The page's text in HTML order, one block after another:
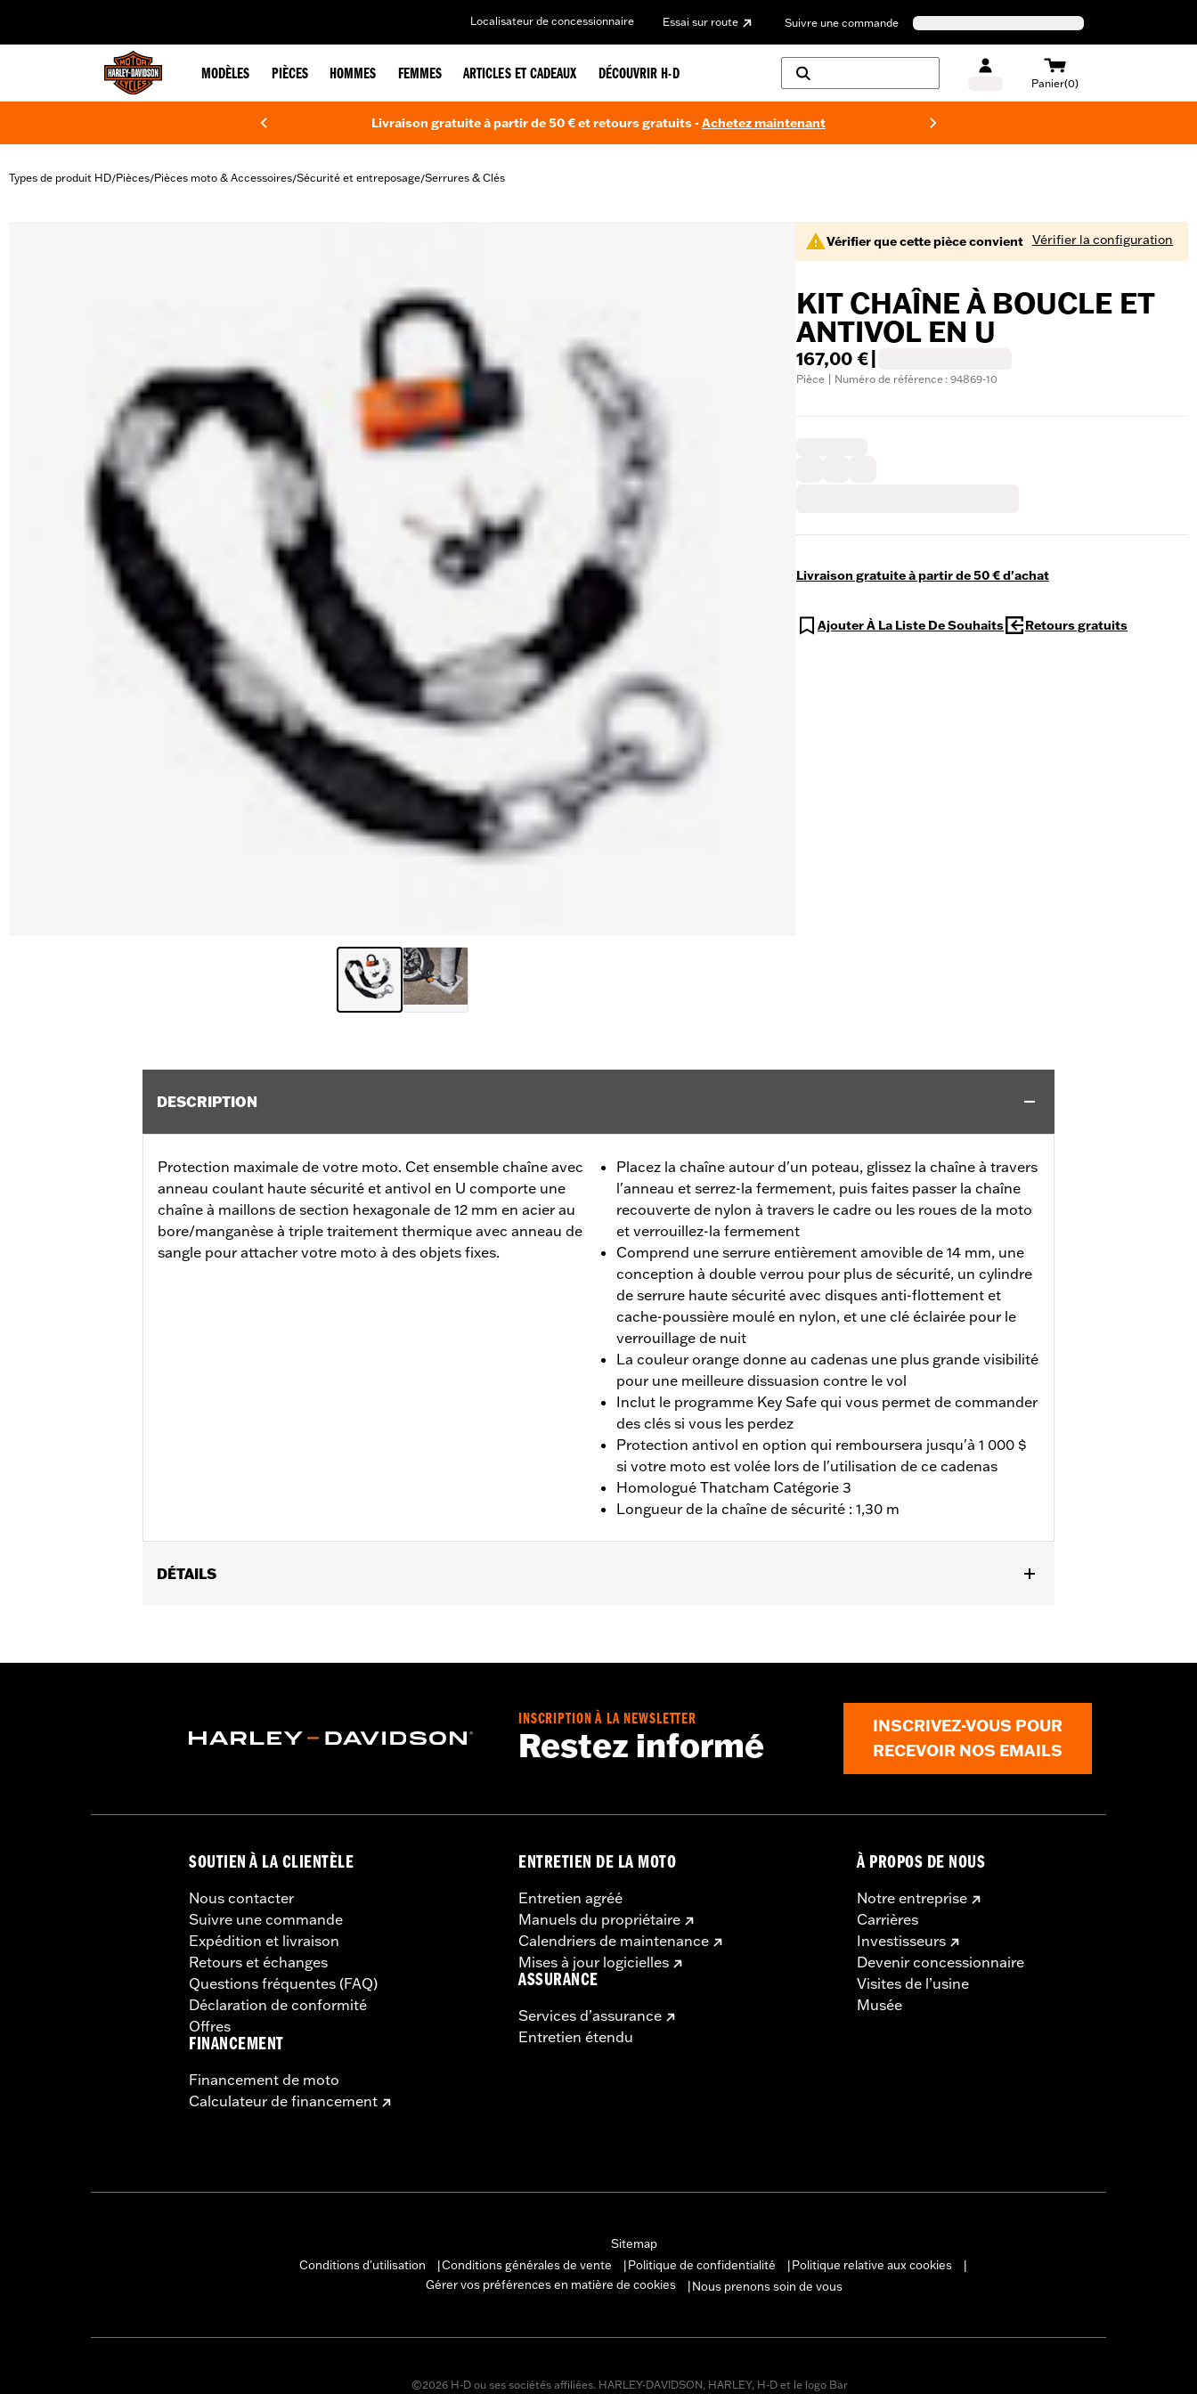
Localisateur de concessionnaire Essai sur route Suivre une commande
MODÈLES PIÈCES HOMMES FEMMES ARTICLES ET CADEAUX DÉCOUVRIR H-D
Panier(0)
Livraison gratuite à partir de 50 € et retours gratuits -Achetez maintenant
Types de produit HD/Pièces/Pièces moto & Accessoires/Sécurité et entreposage/Serrures & Clés
Vérifier que cette pièce convient Vérifier la configuration
KIT CHAÎNE À BOUCLE ET
ANTIVOL EN U
167,00 €
Pièce | Numéro de référence : 94869-10
Livraison gratuite à partir de 50 € d'achat
Ajouter À La Liste De Souhaits Retours gratuits
DESCRIPTION
Protection maximale de votre moto. Cet ensemble chaîne avec
anneau coulant haute sécurité et antivol en U comporte une
chaîne à maillons de section hexagonale de 12 mm en acier au
bore/manganèse à triple traitement thermique avec anneau de
sangle pour attacher votre moto à des objets fixes.
Placez la chaîne autour d'un poteau, glissez la chaîne à travers
l'anneau et serrez-la fermement, puis faites passer la chaîne
recouverte de nylon à travers le cadre ou les roues de la moto
et verrouillez-la fermement
Comprend une serrure entièrement amovible de 14 mm, une
conception à double verrou pour plus de sécurité, un cylindre
de serrure haute sécurité avec disques anti-flottement et
cache-poussière moulé en nylon, et une clé éclairée pour le
verrouillage de nuit
La couleur orange donne au cadenas une plus grande visibilité
pour une meilleure dissuasion contre le vol
Inclut le programme Key Safe qui vous permet de commander
des clés si vous les perdez
Protection antivol en option qui remboursera jusqu'à 1 000 $
si votre moto est volée lors de l'utilisation de ce cadenas
Homologué Thatcham Catégorie 3
Longueur de la chaîne de sécurité : 1,30 m
DÉTAILS
Vendu à l'unité:Chaque
Retirez le verrou avant d'utiliser la moto. Oublier de retirer le verrou risque de provoquer des blessures graves, voire
NOTES:Le service d'enregistrement et de remplacement "KEY SAFE" est fourni par le fabricant de la serrure. Les informations sont
INSCRIPTION À LA NEWSLETTER
Restez informé
INSCRIVEZ-VOUS POUR
RECEVOIR NOS EMAILS
SOUTIEN À LA CLIENTÈLE
Nous contacter
Suivre une commande
Expédition et livraison
Retours et échanges
Questions fréquentes (FAQ)
Déclaration de conformité
Offres
FINANCEMENT
Financement de moto
Calculateur de financement
ENTRETIEN DE LA MOTO
Entretien agréé
Manuels du propriétaire
Calendriers de maintenance
Mises à jour logicielles
ASSURANCE
Services d’assurance
Entretien étendu
À PROPOS DE NOUS
Notre entreprise
Carrières
Investisseurs
Devenir concessionnaire
Visites de l’usine
Musée
Sitemap
Conditions d'utilisation
Conditions générales de vente Politique de confidentialité Politique relative aux cookies
Gérer vos préférences en matière de cookies
Nous prenons soin de vous
©2026 H-D ou ses sociétés affiliées. HARLEY-DAVIDSON, HARLEY, H-D et le logo Bar